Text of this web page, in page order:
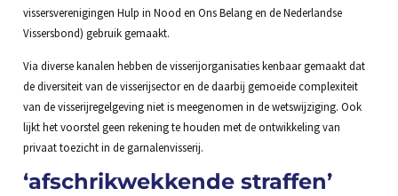
vissersverenigingen Hulp in Nood en Ons Belang en de Nederlandse
Vissersbond) gebruik gemaakt.
Via diverse kanalen hebben de visserijorganisaties kenbaar gemaakt dat
de diversiteit van de visserijsector en de daarbij gemoeide complexiteit
van de visserijregelgeving niet is meegenomen in de wetswijziging. Ook
lijkt het voorstel geen rekening te houden met de ontwikkeling van
privaat toezicht in de garnalenvisserij.
‘afschrikwekkende straffen’